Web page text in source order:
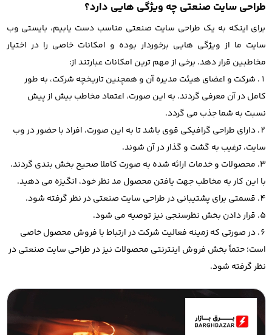
طراحی سایت صنعتی چه ویژگی هایی دارد؟
برای اینکه به یک طراحی سایت صنعتی مناسب دست یابیم، بایستی وب
سایت ما از ویژگی هایی برخوردار بوده و امکانات خاصی را در اختیار
مخاطبین قرار دهد. برخی از مهم ترین امکانات عبارتند از:
شرکت و اعضای هیئت مدیره آن و همچنین تاریخچه شرکت، به طور
کامل در آن معرفی گردند. به این صورت، اعتماد مخاطب بیش از پیش
نسبت به شما جذب می گردد.
دارای طراحی گرافیکی قوی باشد تا به این صورت، افراد با حضور در وب
سایت، ترغیب به گشت و گذار در آن شوند.
محصولات و خدمات ارائه شده به صورت کاملا صحیح بخش بندی گردند.
با این کار به مخاطب جهت یافتن محصول مد نظر خود، انگیزه می دهید.
قسمتی برای پشتیبانی در طراحی سایت صنعتی در نظر گرفته شود.
قرار دادن بخش نظرسنجی نیز توصیه می شود.
در صورتی که زمینه فعالیت شرکت در ارتباط با فروش محصول خاصی
است؛ حتماً بخش فروش اینترنتی محصولات نیز در طراحی سایت صنعتی در
نظر گرفته شود.